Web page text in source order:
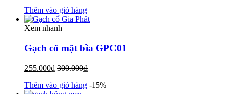
Thêm vào giỏ hàng
Xem nhanh
Gạch cổ mặt bìa GPC01
255.000₫ 300.000₫
Thêm vào giỏ hàng -15%